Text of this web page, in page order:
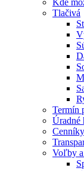
Kde
Tlačivá
Termín
Úradné
Cenníky
Voľby a